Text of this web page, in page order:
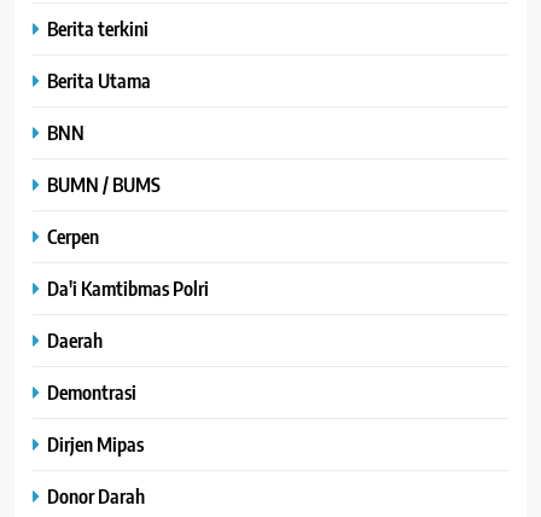
Berita terkini
Berita Utama
BNN
BUMN / BUMS
Cerpen
Da'i Kamtibmas Polri
Daerah
Demontrasi
Dirjen Mipas
Donor Darah